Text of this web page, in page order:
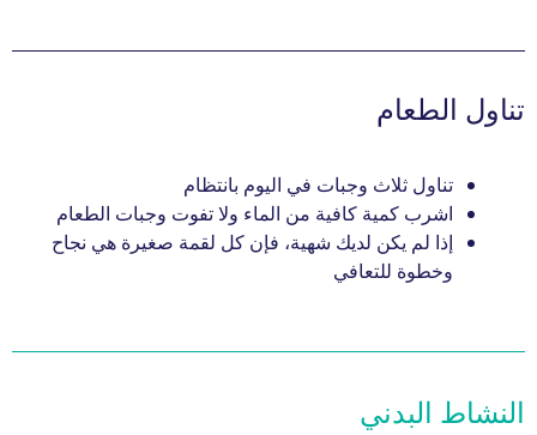
تناول الطعام
تناول ثلاث وجبات في اليوم بانتظام
اشرب كمية كافية من الماء ولا تفوت وجبات الطعام
إذا لم يكن لديك شهية، فإن كل لقمة صغيرة هي نجاح
وخطوة للتعافي
النشاط البدني